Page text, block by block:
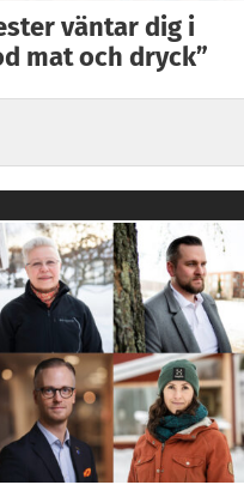
väntar dig i
mat och dryck”